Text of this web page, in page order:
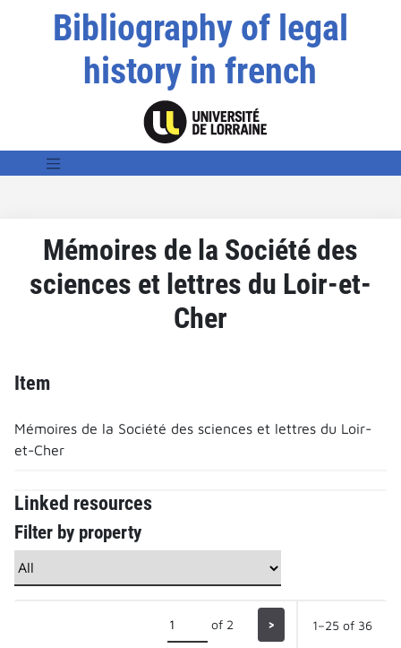
Bibliography of legal
history in french
Mémoires de la Société des
sciences et lettres du Loir-et-
Cher
Item
Mémoires de la Société des sciences et lettres du Loir-
et-Cher
Linked resources
Filter by property
of 2 > 1–25 of 36